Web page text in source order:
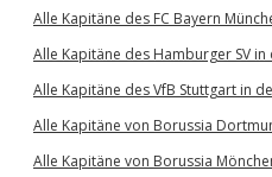
Alle Kapitäne des FC Bayern
Alle Kapitäne des Hamburger SV
Alle Kapitäne des VfB Stuttgart in
Alle Kapitäne von Borussia
Alle Kapitäne von Borussia